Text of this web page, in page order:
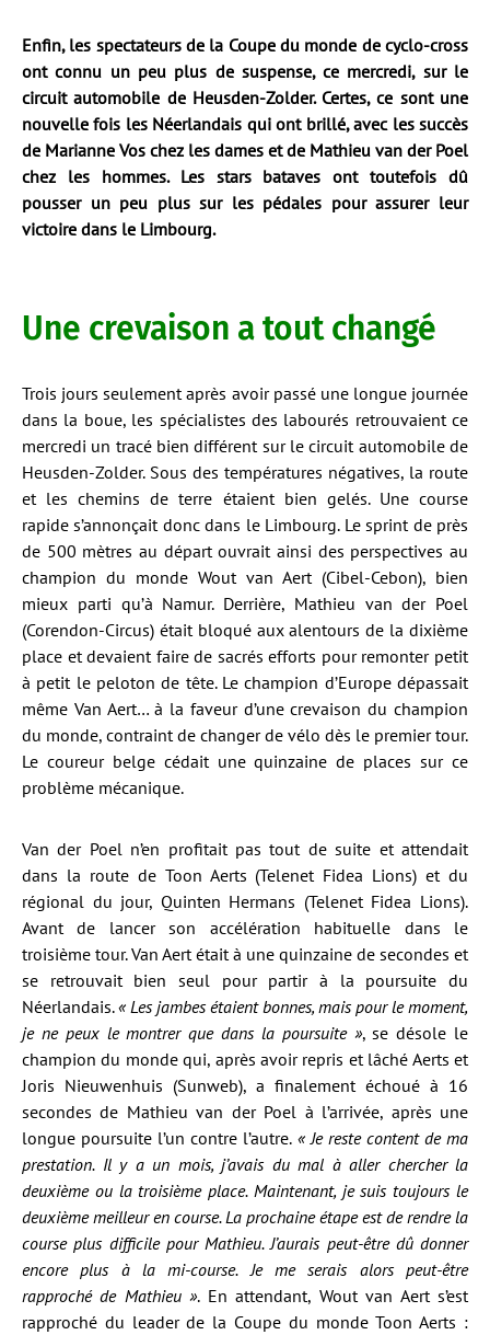
Enfin, les spectateurs de la Coupe du monde de cyclo-cross
ont connu un peu plus de suspense, ce mercredi, sur le
circuit automobile de Heusden-Zolder. Certes, ce sont une
nouvelle fois les Néerlandais qui ont brillé, avec les succès
de Marianne Vos chez les dames et de Mathieu van der Poel
chez les hommes. Les stars bataves ont toutefois dû
pousser un peu plus sur les pédales pour assurer leur
victoire dans le Limbourg.
Une crevaison a tout changé
Trois jours seulement après avoir passé une longue journée
dans la boue, les spécialistes des labourés retrouvaient ce
mercredi un tracé bien différent sur le circuit automobile de
Heusden-Zolder. Sous des températures négatives, la route
et les chemins de terre étaient bien gelés. Une course
rapide s’annonçait donc dans le Limbourg. Le sprint de près
de 500 mètres au départ ouvrait ainsi des perspectives au
champion du monde Wout van Aert (Cibel-Cebon), bien
mieux parti qu’à Namur. Derrière, Mathieu van der Poel
(Corendon-Circus) était bloqué aux alentours de la dixième
place et devaient faire de sacrés efforts pour remonter petit
à petit le peloton de tête. Le champion d’Europe dépassait
même Van Aert… à la faveur d’une crevaison du champion
du monde, contraint de changer de vélo dès le premier tour.
Le coureur belge cédait une quinzaine de places sur ce
problème mécanique.
Van der Poel n’en profitait pas tout de suite et attendait
dans la route de Toon Aerts (Telenet Fidea Lions) et du
régional du jour, Quinten Hermans (Telenet Fidea Lions).
Avant de lancer son accélération habituelle dans le
troisième tour. Van Aert était à une quinzaine de secondes et
se retrouvait bien seul pour partir à la poursuite du
Néerlandais.« Les jambes étaient bonnes, mais pour le moment,
je ne peux le montrer que dans la poursuite », se désole le
champion du monde qui, après avoir repris et lâché Aerts et
Joris Nieuwenhuis (Sunweb), a finalement échoué à 16
secondes de Mathieu van der Poel à l’arrivée, après une
longue poursuite l’un contre l’autre. « Je reste content de ma
prestation. Il y a un mois, j’avais du mal à aller chercher la
deuxième ou la troisième place. Maintenant, je suis toujours le
deuxième meilleur en course. La prochaine étape est de rendre la
course plus difficile pour Mathieu. J’aurais peut-être dû donner
encore plus à la mi-course. Je me serais alors peut-être
rapproché de Mathieu ». En attendant, Wout van Aert s’est
rapproché du leader de la Coupe du monde Toon Aerts :